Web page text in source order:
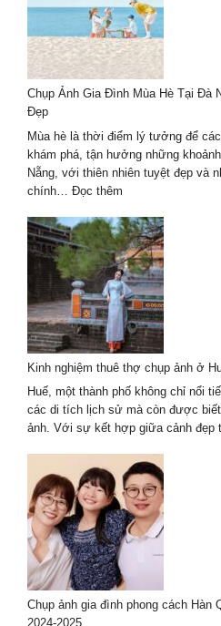
Chụp Ảnh Gia Đình Mùa Hè Tại Đà
Đẹp
Mùa hè là thời điểm lý tưởng để
khám phá, tận hưởng những
Nẵng, với thiên nhiên tuyệt đẹp và
chính… Đọc thêm
Ảnh
Gia
Đình
Mùa
Hè
Tại
Đà
Nẵng
Với
Khung
Cảnh
Tuyệt
Kinh nghiệm thuê thợ chụp ảnh ở
Huế, một thành phố không chỉ nổi
các di tích lịch sử mà còn được
ảnh. Với sự kết hợp giữa cảnh đẹp
Chụp ảnh gia đình phong cách
2024-2025